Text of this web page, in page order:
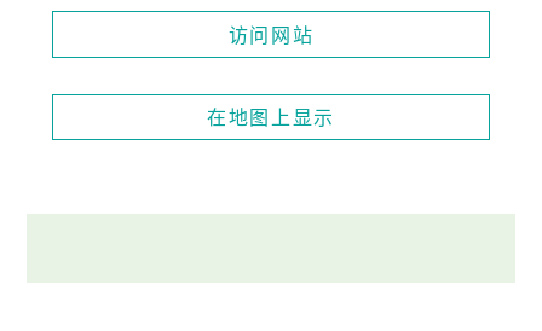
访问网站
在地图上显示